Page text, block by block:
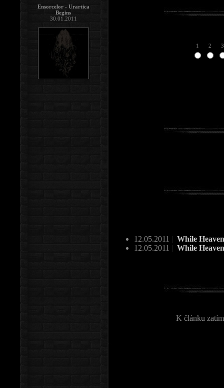
1 2 3
12.05.2011 | While
12.05.2011 | While
K článku
Ensorcelor - Urartica
Begins
30.01.2011